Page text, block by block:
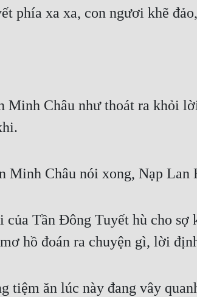
phía xa xa, con ngươi khẽ
Minh Châu như thoát ra khỏi
Minh Châu nói xong, Nạp
của Tần Đông Tuyết hù cho
hồ đoán ra chuyện gì, lời
tiệm ăn lúc này đang vây